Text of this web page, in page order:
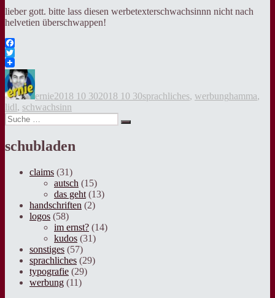
lieber gott. bitte lass diesen werbetexterschwachsinnn nicht nach
helvetien überschwappen!
Facebook
Twitter
ernie2018 10 302018 10 30sprachliches, werbunghamma,
lidl, schwachsinn
Suche
nach:
Suche
schubladen
claims (31)
autsch (15)
das geht (13)
handschriften (2)
logos (58)
im ernst? (14)
kudos (31)
sonstiges (57)
sprachliches (29)
typografie (29)
werbung (11)